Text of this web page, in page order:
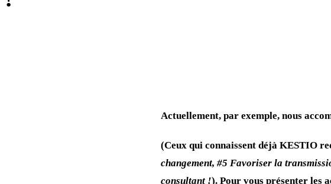
Actuellement, par exemple, nous
(Ceux qui connaissent déjà KESTIO
changement, #5 Favoriser la
consultant !). Pour vous présenter les